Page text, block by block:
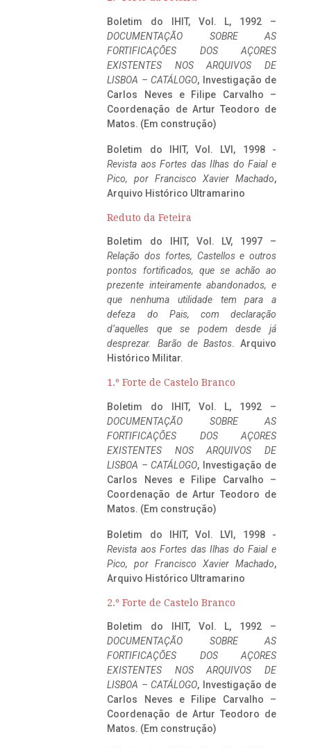
Boletim do IHIT, Vol. L, 1992 –
DOCUMENTAÇÃO SOBRE AS
FORTIFICAÇÕES DOS AÇORES
EXISTENTES NOS ARQUIVOS DE
LISBOA – CATÁLOGO, Investigação de
Carlos Neves e Filipe Carvalho –
Coordenação de Artur Teodoro de
Matos. (Em construção)
Boletim do IHIT, Vol. LVI, 1998 -
Revista aos Fortes das Ilhas do Faial e
Pico, por Francisco Xavier Machado,
Arquivo Histórico Ultramarino
Reduto da Feteira
Boletim do IHIT, Vol. LV, 1997 –
Relação dos fortes, Castellos e outros
pontos fortificados, que se achão ao
prezente inteiramente abandonados, e
que nenhuma utilidade tem para a
defeza do Pais, com declaração
d’aquelles que se podem desde já
desprezar. Barão de Bastos. Arquivo
Histórico Militar.
1.º Forte de Castelo Branco
Boletim do IHIT, Vol. L, 1992 –
DOCUMENTAÇÃO SOBRE AS
FORTIFICAÇÕES DOS AÇORES
EXISTENTES NOS ARQUIVOS DE
LISBOA – CATÁLOGO, Investigação de
Carlos Neves e Filipe Carvalho –
Coordenação de Artur Teodoro de
Matos. (Em construção)
Boletim do IHIT, Vol. LVI, 1998 -
Revista aos Fortes das Ilhas do Faial e
Pico, por Francisco Xavier Machado,
Arquivo Histórico Ultramarino
2.º Forte de Castelo Branco
Boletim do IHIT, Vol. L, 1992 –
DOCUMENTAÇÃO SOBRE AS
FORTIFICAÇÕES DOS AÇORES
EXISTENTES NOS ARQUIVOS DE
LISBOA – CATÁLOGO, Investigação de
Carlos Neves e Filipe Carvalho –
Coordenação de Artur Teodoro de
Matos. (Em construção)